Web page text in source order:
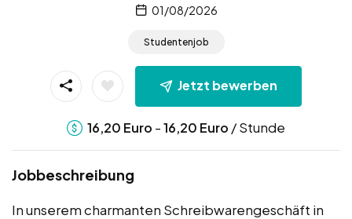
01/08/2026
Studentenjob
Jetzt bewerben
16,20 Euro -16,20 Euro / Stunde
Jobbeschreibung
In unserem charmanten Schreibwarengeschäft in